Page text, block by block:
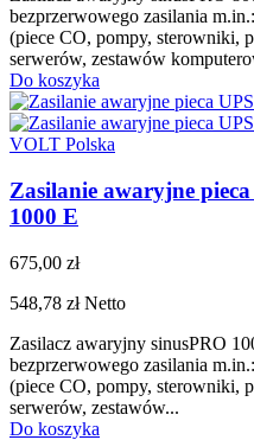
bezprzerwowego zasilania
(piece CO, pompy, sterowniki,
serwerów, zestawów
Do koszyka
VOLT Polska
Zasilanie awaryjne
1000 E
675,00 zł
548,78 złNetto
Zasilacz awaryjny sinusPRO
bezprzerwowego zasilania
(piece CO, pompy, sterowniki,
serwerów, zestawów...
Do koszyka